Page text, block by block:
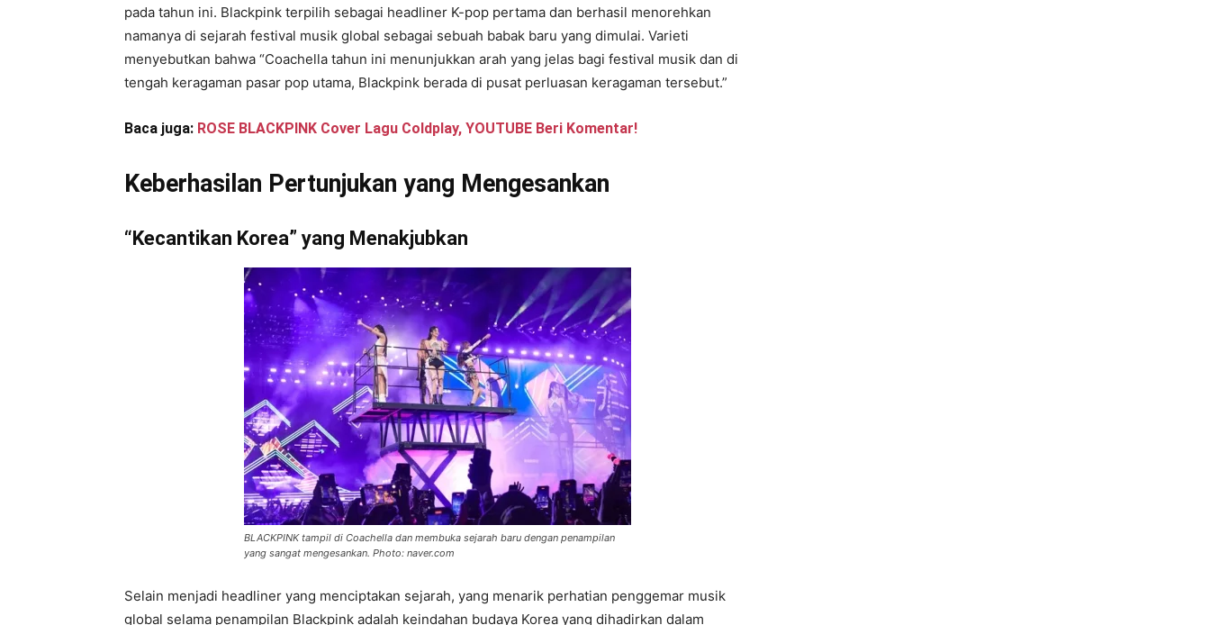
pada tahun ini. Blackpink terpilih sebagai headliner K-pop pertama dan berhasil menorehkan
namanya di sejarah festival musik global sebagai sebuah babak baru yang dimulai. Varieti
menyebutkan bahwa “Coachella tahun ini menunjukkan arah yang jelas bagi festival musik dan di
tengah keragaman pasar pop utama, Blackpink berada di pusat perluasan keragaman tersebut.”
Baca juga: ROSE BLACKPINK Cover Lagu Coldplay, YOUTUBE Beri Komentar!
Keberhasilan Pertunjukan yang Mengesankan
“Kecantikan Korea” yang Menakjubkan
BLACKPINK tampil di Coachella dan membuka sejarah baru dengan penampilan
yang sangat mengesankan. Photo: naver.com
Selain menjadi headliner yang menciptakan sejarah, yang menarik perhatian penggemar musik
global selama penampilan Blackpink adalah keindahan budaya Korea yang dihadirkan dalam